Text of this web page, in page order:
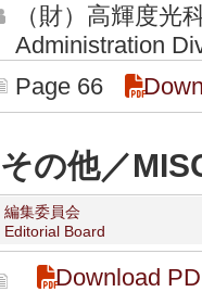
（財）高輝度
Administration
Page 66
その他／
編集委員会
Editorial Board
Download